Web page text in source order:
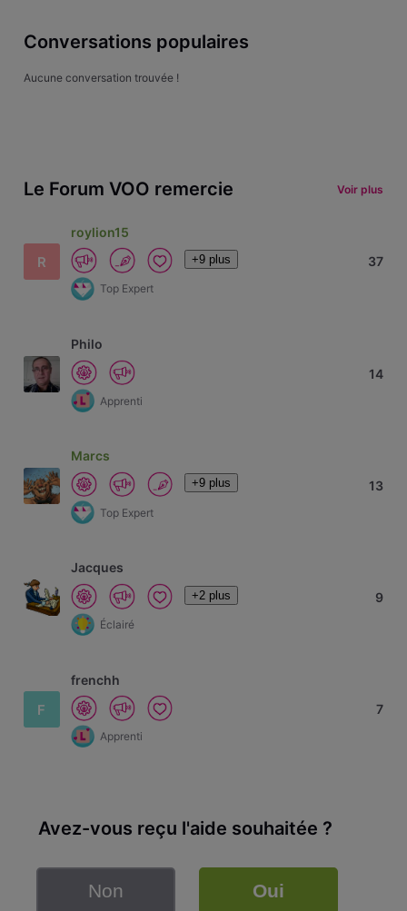
Conversations populaires
Aucune conversation trouvée !
Le Forum VOO remercie Voir plus
R
roylion15
+9 plus
Top Expert
37
Philo
Apprenti
14
Marcs
+9 plus
Top Expert
13
Jacques
+2 plus
Éclairé
9
F
frenchh
Apprenti
7
Avez-vous reçu l'aide souhaitée ?
Non Oui